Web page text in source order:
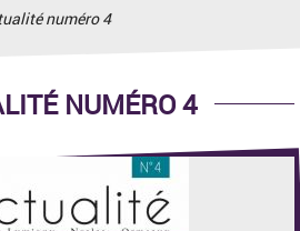
numéro 4
NUMÉRO 4